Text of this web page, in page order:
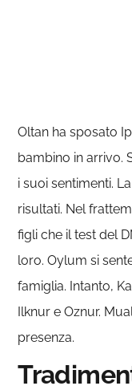
Oltan ha sposato
bambino in arrivo.
i suoi sentimenti.
risultati. Nel
figli che il test del
loro. Oylum si
famiglia. Intanto,
Ilknur e Oznur.
presenza.